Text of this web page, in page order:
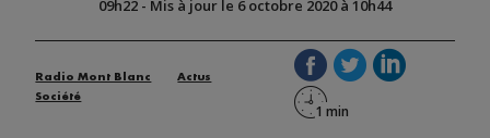
09h22 - Mis à jour le 6 octobre 2020 à 10h44
Radio Mont Blanc
Actus
Société